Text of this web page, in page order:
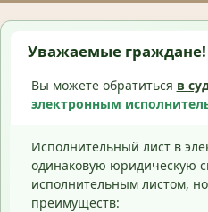
Уважаемые граждане!
Вы можете обратиться в
электронным
Исполнительный лист в
одинаковую юридическую
исполнительным листом,
преимуществ: